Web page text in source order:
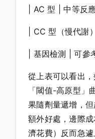
| AC 型 | 中等反應
| CC 型（慢代謝
| 基因檢測 | 可參
從上表可以看出
「閾值-高原型」
果隨劑量遞增，
額外好處，邊際
濟花費）反而急